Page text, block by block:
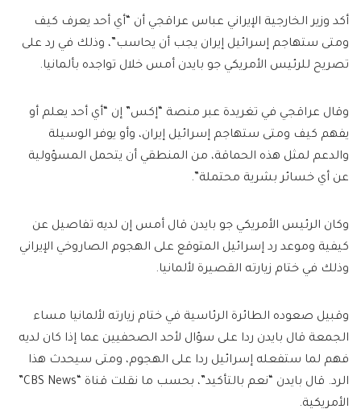
أكد وزير الخارجية الإيراني عباس عراقجي أن “أي أحد يعرف كيف
ومتى ستهاجم إسرائيل إيران يجب أن يحاسب”، وذلك في رد على
تصريح للرئيس الأمريكي جو بايدن أمس خلال تواجده بألمانيا.
وقال عراقجي في تغريدة عبر منصة “إكس” إن “أي أحد يعلم أو
يفهم كيف ومتى ستهاجم إسرائيل إيران، وأو يوفر الوسيلة
والدعم لمثل هذه الحماقة، من المنطقي أن يتحمل المسؤولية
عن أي خسائر بشرية محتملة”.
وكان الرئيس الأمريكي جو بايدن قال أمس إن لديه تفاصيل عن
كيفية وموعد رد إسرائيل المتوقع على الهجوم الصاروخي الإيراني
وذلك في ختام زيارته القصيرة لألمانيا.
وقبيل صعوده الطائرة الرئاسية في ختام زيارته لألمانيا مساء
الجمعة قال بايدن ردا على سؤال لأحد الصحفيين عما إذا كان لديه
فهم لما ستفعله إسرائيل ردا على الهجوم، ومتى سيحدث هذا
الرد. قال بايدن “نعم بالتأكيد”، بحسب ما نقلت قناة “CBS News”
الأمريكية.